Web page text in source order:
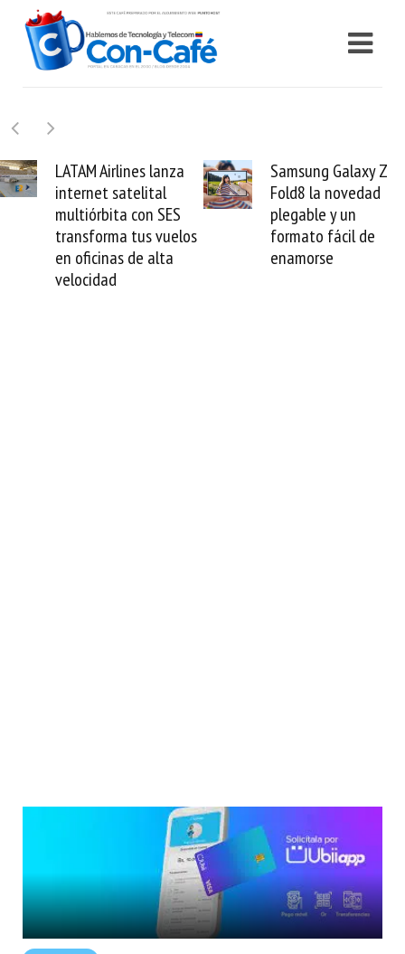
lanza
satelital
con SES
tus vuelos
de alta
Samsung Galaxy Z
Fold8 la novedad
plegable y un
formato fácil de
enamorse
UBIIPAGOS